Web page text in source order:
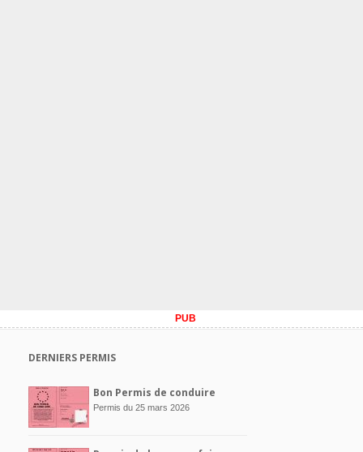
PUB
DERNIERS PERMIS
Bon Permis de conduire
Permis du 25 mars 2026